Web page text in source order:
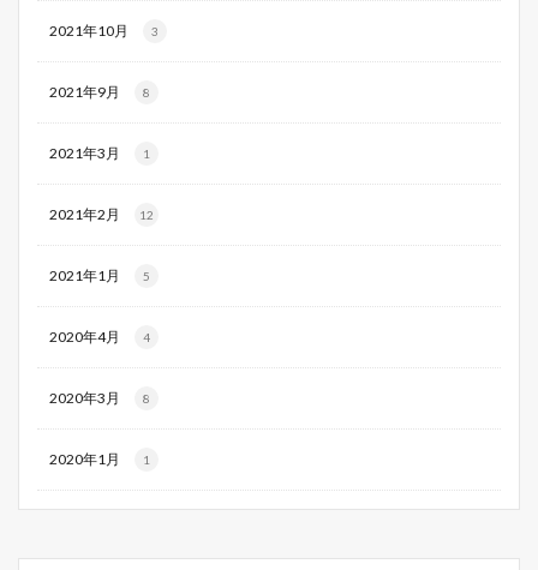
2021年10月 3
2021年9月 8
2021年3月 1
2021年2月 12
2021年1月 5
2020年4月 4
2020年3月 8
2020年1月 1